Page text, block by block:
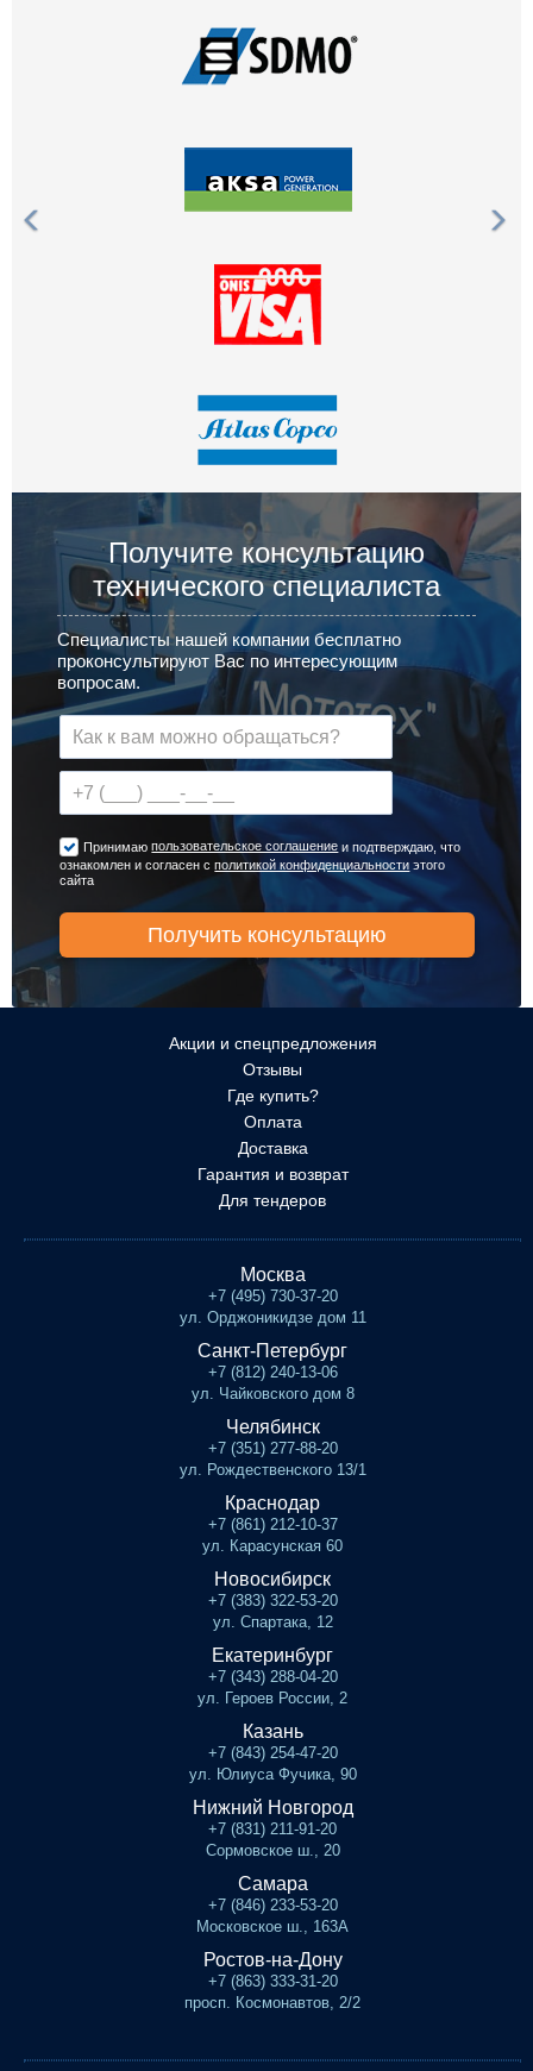
Получите консультацию
технического специалиста
Специалисты нашей компании бесплатно
проконсультируют Вас по интересующим
вопросам.
Принимаюпользовательское соглашение и подтверждаю, что
ознакомлен и согласен сполитикой конфиденциальности этого
сайта
Акции и спецпредложения
Отзывы
Где купить?
Оплата
Доставка
Гарантия и возврат
Для тендеров
Москва
+7 (495) 730-37-20
ул. Орджоникидзе дом 11
Санкт-Петербург
+7 (812) 240-13-06
ул. Чайковского дом 8
Челябинск
+7 (351) 277-88-20
ул. Рождественского 13/1
Краснодар
+7 (861) 212-10-37
ул. Карасунская 60
Новосибирск
+7 (383) 322-53-20
ул. Спартака, 12
Екатеринбург
+7 (343) 288-04-20
ул. Героев России, 2
Казань
+7 (843) 254-47-20
ул. Юлиуса Фучика, 90
Нижний Новгород
+7 (831) 211-91-20
Сормовское ш., 20
Самара
+7 (846) 233-53-20
Московское ш., 163А
Ростов-на-Дону
+7 (863) 333-31-20
просп. Космонавтов, 2/2